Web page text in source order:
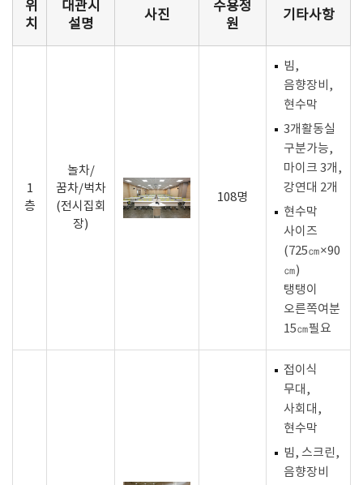
위
치
대관시
설명
사진
수용정
원
기타사항
1
층
놀차/
꿈차/벅차
(전시집회
장)
108명
빔,
음향장비,
현수막
3개활동실
구분가능,
마이크 3개,
강연대 2개
현수막
사이즈
(725㎝×90
㎝)
탱탱이
오른쪽여분
15㎝필요
접이식
무대,
사회대,
현수막
빔, 스크린,
음향장비